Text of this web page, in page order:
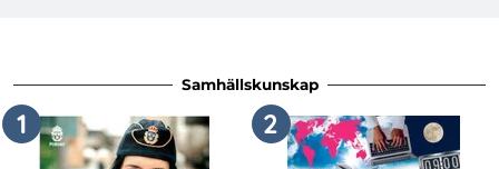
Samhällskunskap
1 2